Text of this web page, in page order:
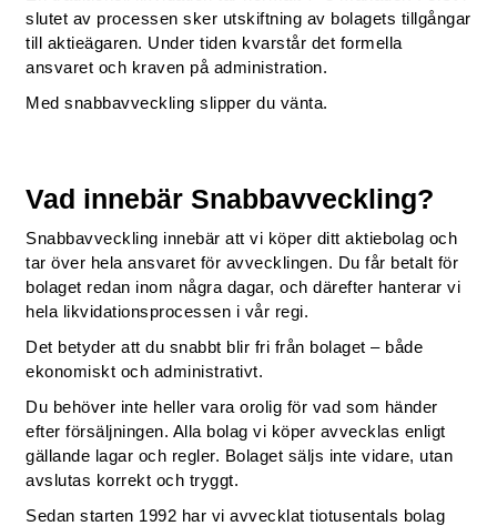
slutet av processen sker utskiftning av bolagets tillgångar
till aktieägaren. Under tiden kvarstår det formella
ansvaret och kraven på administration.
Med snabbavveckling slipper du vänta.
Vad innebär Snabbavveckling?
Snabbavveckling innebär att vi köper ditt aktiebolag och
tar över hela ansvaret för avvecklingen. Du får betalt för
bolaget redan inom några dagar, och därefter hanterar vi
hela likvidationsprocessen i vår regi.
Det betyder att du snabbt blir fri från bolaget – både
ekonomiskt och administrativt.
Du behöver inte heller vara orolig för vad som händer
efter försäljningen. Alla bolag vi köper avvecklas enligt
gällande lagar och regler. Bolaget säljs inte vidare, utan
avslutas korrekt och tryggt.
Sedan starten 1992 har vi avvecklat tiotusentals bolag